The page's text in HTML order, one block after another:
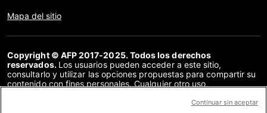
Mapa del sitio
Copyright © AFP 2017-2025. Todos los derechos
reservados. Los usuarios pueden acceder a este sitio,
consultarlo y utilizar las opciones propuestas para compartir su
contenido con fines personales. Cualquier otro uso,
distribución del contenido de este sitio, en su totalidad o en
Continuar sin aceptar